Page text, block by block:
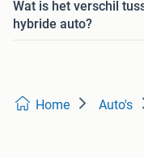
Wat is het verschil
hybride auto?
Home Auto's